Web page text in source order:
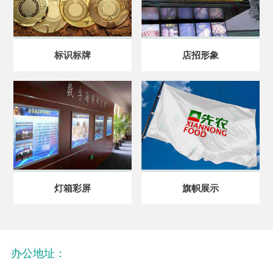
标识标牌 店招形象
灯箱彩屏 旗帜展示
办公地址：